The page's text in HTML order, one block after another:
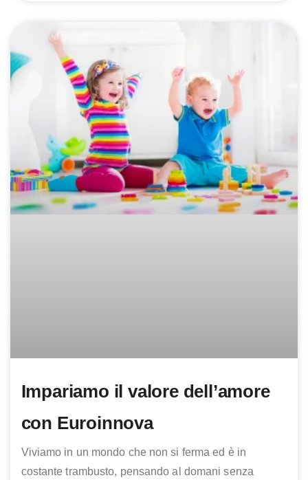
Impariamo il valore dell’amore
con Euroinnova
Viviamo in un mondo che non si ferma ed è in
costante trambusto, pensando al domani senza